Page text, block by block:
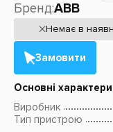
Бренд:ABB
Немає в
Замовити
Основні
Виробник
Тип пристрою